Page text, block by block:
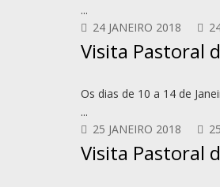
...
24 JANEIRO 2018
Visita Pastoral
Os dias de 10 a 14 de
...
25 JANEIRO 2018
Visita Pastoral